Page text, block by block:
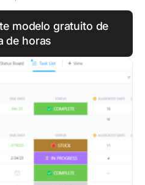
modelo gratuito de
de horas